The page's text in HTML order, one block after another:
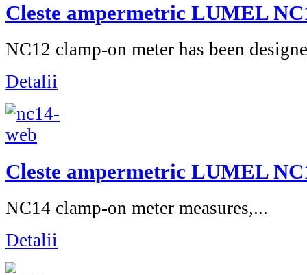
Cleste ampermetric LUMEL
NC12 clamp-on meter has been
Detalii
Cleste ampermetric LUMEL
NC14 clamp-on meter measures,...
Detalii